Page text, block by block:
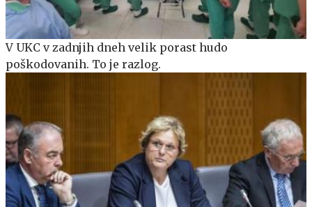
V UKC v zadnjih dneh velik porast hudo
poškodovanih. To je razlog.